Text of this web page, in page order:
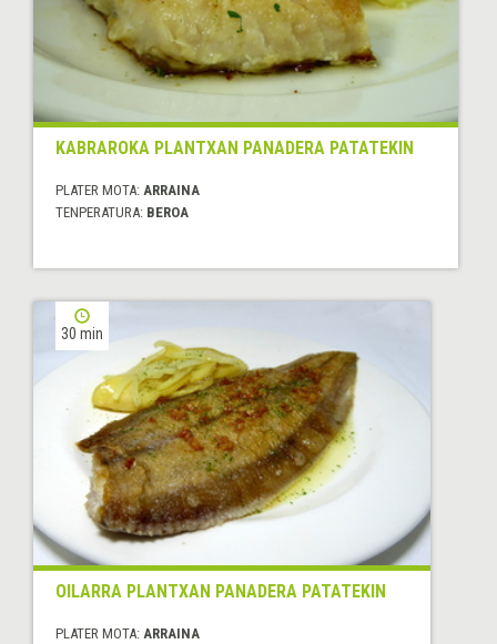
KABRAROKA PLANTXAN PANADERA PATATEKIN
PLATER MOTA: ARRAINA
TENPERATURA: BEROA
30 min
OILARRA PLANTXAN PANADERA PATATEKIN
PLATER MOTA: ARRAINA